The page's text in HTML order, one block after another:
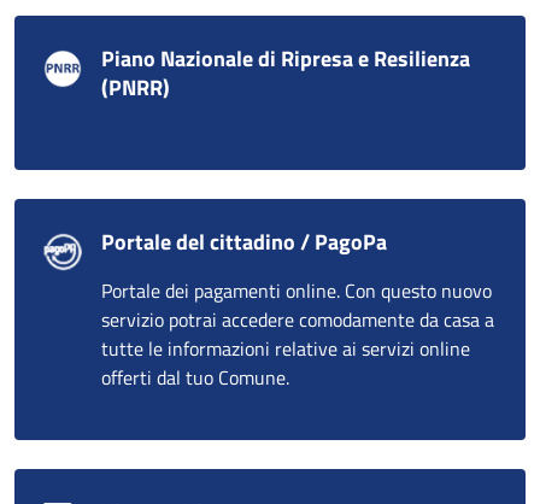
Piano Nazionale di Ripresa e Resilienza
(PNRR)
Portale del cittadino / PagoPa
Portale dei pagamenti online. Con questo nuovo
servizio potrai accedere comodamente da casa a
tutte le informazioni relative ai servizi online
offerti dal tuo Comune.